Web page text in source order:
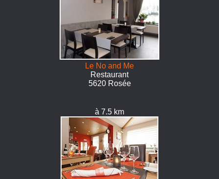
Le No and Me
Restaurant
5620 Rosée
à 7.5 km